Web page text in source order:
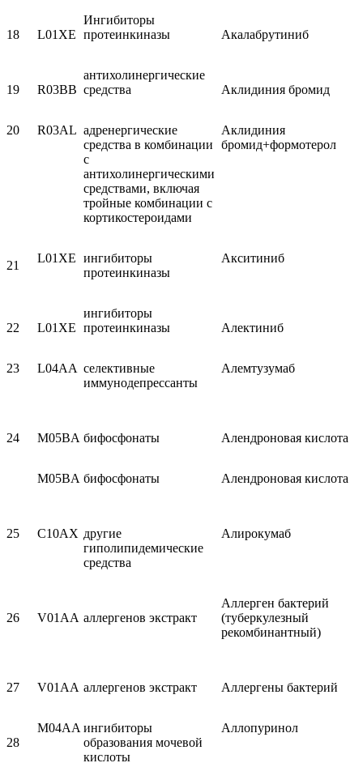
18 L01XE
Ингибиторы
протеинкиназы
Акалабрутиниб
19 R03BB
антихолинергические
средства
Аклидиния бромид
20 R03AL адренергические
средства в ком­бинации
с
антихолинергическими
средствами, включая
тройные комбинации с
кортикостероидами
Аклидиния
бромид+формотерол
21
L01XE ингибиторы
протеинкиназы
Акситиниб
22 L01XE
ингибиторы
протеинкиназы
Алектиниб
23 L04AA селективные
иммунодепрессанты
Алемтузумаб
24 M05BA бифосфонаты Алендроновая кислота
M05BA бифосфонаты Алендроновая кислота
25 C10AX другие
гиполипидемические
средства
Алирокумаб
26 V01AA аллергенов экстракт
Аллерген бактерий
(туберкулезный
рекомбинантный)
27 V01AA аллергенов экстракт Аллергены бактерий
28
M04AA ингибиторы
образования мочевой
кислоты
Аллопуринол